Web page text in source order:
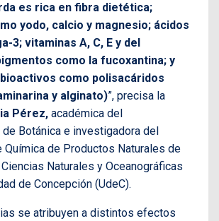
es rica en fibra dietética;
yodo, calcio y magnesio; ácidos
3; vitaminas A, C, E y del
como la fucoxantina; y
como polisacáridos
y alginato)”, precisa la
Pérez, académica del
de Botánica e investigadora del
Química de Productos Naturales de
Naturales y Oceanográficas
de Concepción (UdeC).
se atribuyen a distintos efectos